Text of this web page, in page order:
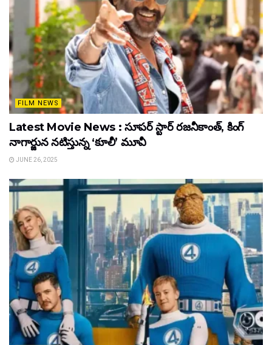
FILM NEWS
Latest Movie News : సూపర్ స్టార్ రజనీకాంత్, కింగ్
నాగార్జున నటిస్తున్న ‘కూలీ’ మూవీ
JUNE 26, 2025